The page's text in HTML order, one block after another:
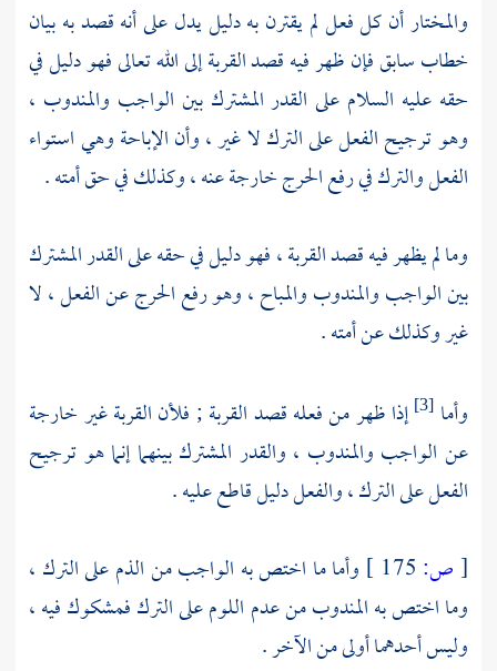
والمختار أن كل فعل لم يقترن به دليل يدل على أنه قصد به بيان
خطاب سابق فإن ظهر فيه قصد القربة إلى الله تعالى فهو دليل في
حقه عليه السلام على القدر المشترك بين الواجب والمندوب ،
وهو ترجيح الفعل على الترك لا غير ، وأن الإباحة وهي استواء
الفعل والترك في رفع الحرج خارجة عنه ، وكذلك في حق أمته .
وما لم يظهر فيه قصد القربة ، فهو دليل في حقه على القدر المشترك
بين الواجب والمندوب والمباح ، وهو رفع الحرج عن الفعل ، لا
غير وكذلك عن أمته .
وأما [3]
إذا ظهر من فعله قصد القربة ; فلأن القربة غير خارجة
عن الواجب والمندوب ، والقدر المشترك بينهما إنما هو ترجيح
الفعل على الترك ، والفعل دليل قاطع عليه .
[ص:
وأما ما اختص به الواجب من الذم على الترك ،
وما اختص به المندوب من عدم اللوم على الترك فمشكوك فيه ،
وليس أحدهما أولى من الآخر .